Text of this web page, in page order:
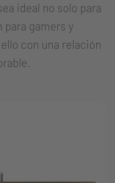
ideal no solo para
gamers y
con una relación